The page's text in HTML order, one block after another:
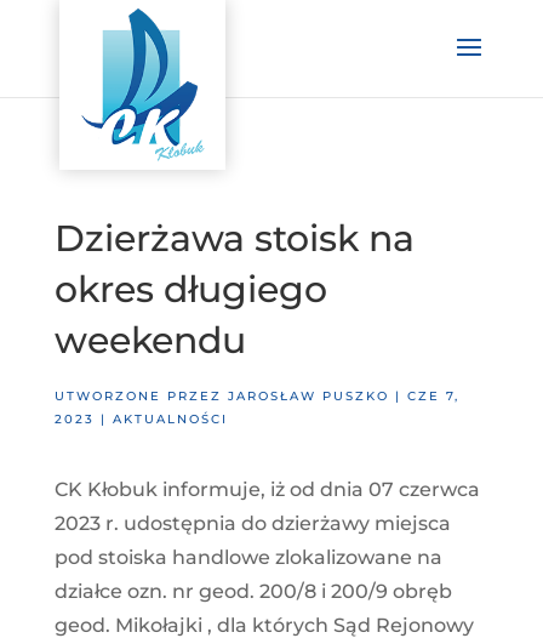
Dzierżawa stoisk na
okres długiego
weekendu
UTWORZONE PRZEZ JAROSŁAW PUSZKO | CZE 7,
2023
| AKTUALNOŚCI
CK Kłobuk informuje, iż od dnia 07 czerwca
2023 r. udostępnia do dzierżawy miejsca
pod stoiska handlowe zlokalizowane na
działce ozn. nr geod. 200/8 i 200/9 obręb
geod. Mikołajki , dla których Sąd Rejonowy